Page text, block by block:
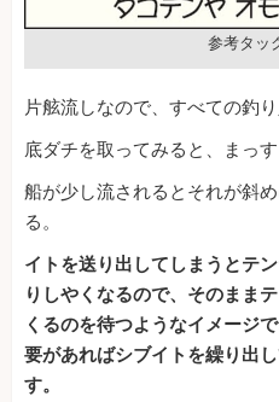
参考タッ
片舷流しなので、すべての釣
底ダチを取ってみると、まっす
船が少し流されるとそれが斜
る。
イトを送り出してしまうとテ
りしやくなるので、そのまま
くるのを待つようなイメージ
要があればシブイトを繰り出
す。